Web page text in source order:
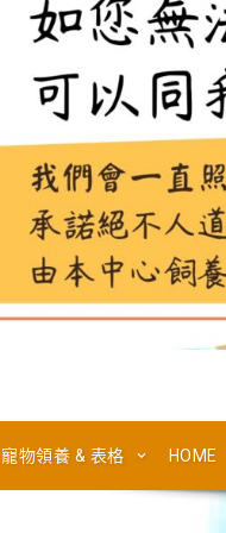
寵物領養 & 表格 HOME